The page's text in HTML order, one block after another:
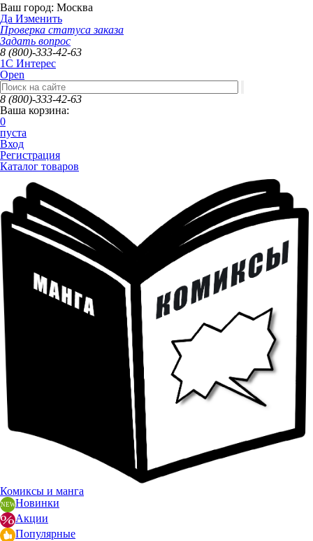
Ваш город: Москва
Да Изменить
Проверка статуса заказа
Задать вопрос
8 (800)-333-42-63
1C Интерес
Open
8 (800)-333-42-63
Ваша корзина:
0
пуста
Вход
Регистрация
Каталог товаров
Комиксы и манга
Новинки
Акции
Популярные